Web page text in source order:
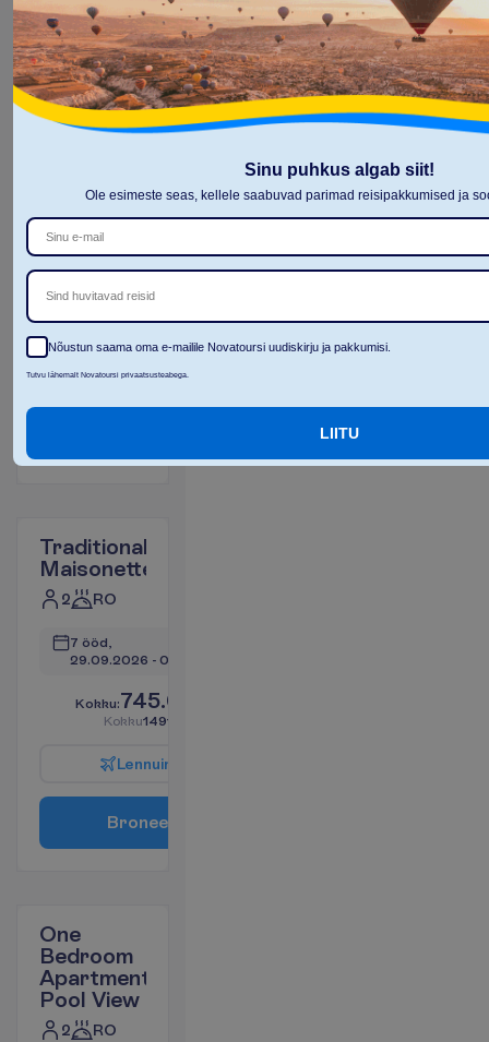
B ron e er
Family
7 ööd,
13.10.2026 - 20.10.2026
Lennuinfo
Traditional
Maisonette
2 RO
7 ööd,
29.09.2026 - 06.10.2026
Kokku:745.60
Kokku1491.20
Lennuin
Bronee
One
Bedroom
Apartment
Pool View
2 RO
Sinu puhkus algab siit!
Ole esimeste seas, kellele saabuvad parimad reisipakkumised ja
Sind huvitavad reisid
Nõustun saama oma e-mailile Novatoursi uudiskirju ja pakkumisi.
Tutvu lähemalt Novatoursi privaatsusteabega.
LIITU